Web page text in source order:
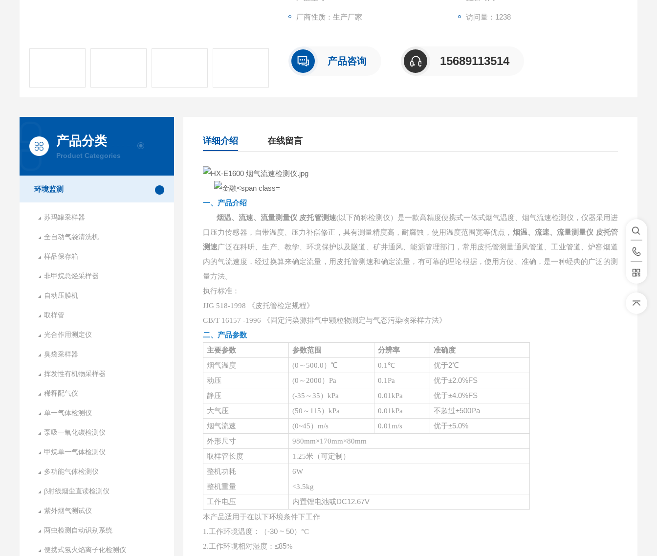
厂商性质：生产厂家 访问量：1238
产品咨询 15689113514
产品分类
Product Categories
环境监测
苏玛罐采样器
全自动气袋清洗机
样品保存箱
非甲烷总烃采样器
自动压膜机
取样管
光合作用测定仪
臭袋采样器
挥发性有机物采样器
稀释配气仪
单一气体检测仪
泵吸一氧化碳检测仪
甲烷单一气体检测仪
多功能气体检测仪
β射线烟尘直读检测仪
紫外烟气测试仪
两虫检测自动识别系统
便携式氢火焰离子化检测仪
详细介绍 在线留言
一、产品介绍
烟温、流速、流量测量仪 皮托管测速(以下简称检测仪）是一款高精度便携式一体式烟气温度、烟气流速检测仪，仪器采用进
口压力传感器，自带温度、压力补偿修正，具有测量精度高，耐腐蚀，使用温度范围宽等优点， 烟温、流速、流量测量仪 皮托管
测速广泛在科研、生产、教学、环境保护以及隧道、矿井通风、能源管理部门，常用皮托管测量通风管道、工业管道、炉窑烟道
内的气流速度，经过换算来确定流量，用皮托管测速和确定流量，有可靠的理论根据，使用方便、准确，是一种经典的广泛的测
量方法。
执行标准：
JJG 518-1998 《皮托管检定规程》
GB/T 16157 -1996 《固定污染源排气中颗粒物测定与气态污染物采样方法》
二、产品参数
主要参数
参数范围 分辨率
准确度
烟气温度
(0～500.0）℃ 0.1℃ 优于2℃
动压 (0～2000）Pa 0.1Pa 优于±2.0%FS
静压 (-35～35）kPa 0.01kPa 优于±4.0%FS
大气压 (50～115）kPa 0.01kPa 不超过±500Pa
烟气流速 (0~45）m/s 0.01m/s 优于±5.0%
外形尺寸
980mm×170mm×80mm
取样管长度
1.25米（可定制）
整机功耗
6W
整机重量
<3.5kg
工作电压
内置锂电池或DC12.67V
本产品适用于在以下环境条件下工作
1.工作环境温度：（-30 ~ 50） °C
2.工作环境相对湿度：≤85%